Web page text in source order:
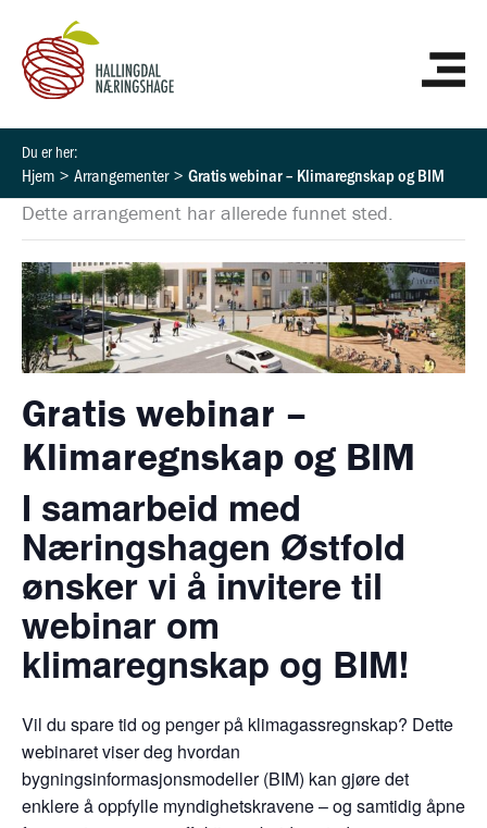
innholdet
Hjem Arrangementer Gratis webinar – Klimaregnskap og BIM
Dette arrangement har allerede funnet sted.
Gratis webinar –
Klimaregnskap og BIM
I samarbeid med
Næringshagen Østfold
ønsker vi å invitere til
webinar om
klimaregnskap og BIM!
Vil du spare tid og penger på klimagassregnskap? Dette
webinaret viser deg hvordan
bygningsinformasjonsmodeller (BIM) kan gjøre det
enklere å oppfylle myndighetskravene – og samtidig åpne